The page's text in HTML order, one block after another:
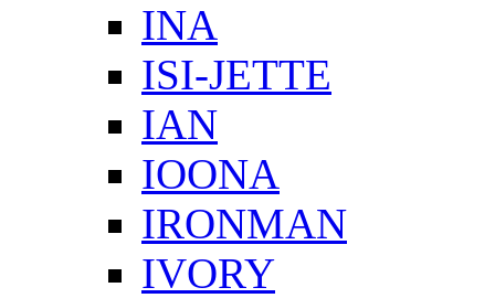
INA
ISI-JETTE
IAN
IOONA
IRONMAN
IVORY